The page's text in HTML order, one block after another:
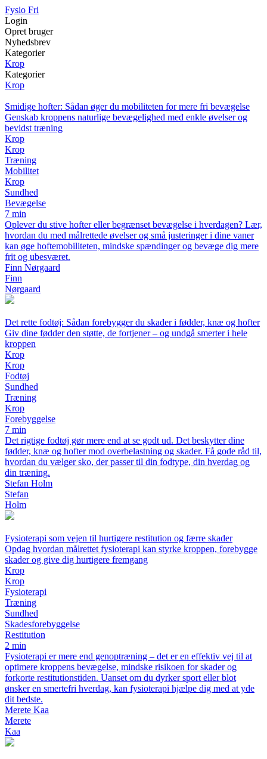
Fysio Fri
Login
Opret bruger
Nyhedsbrev
Kategorier
Krop
Kategorier
Krop
Smidige hofter: Sådan øger du mobiliteten for mere fri bevægelse
Genskab kroppens naturlige bevægelighed med enkle øvelser og
bevidst træning
Krop
Krop
Træning
Mobilitet
Krop
Sundhed
Bevægelse
7 min
Oplever du stive hofter eller begrænset bevægelse i hverdagen? Lær,
hvordan du med målrettede øvelser og små justeringer i dine vaner
kan øge hoftemobiliteten, mindske spændinger og bevæge dig mere
frit og ubesværet.
Finn Nørgaard
Finn
Nørgaard
Det rette fodtøj: Sådan forebygger du skader i fødder, knæ og hofter
Giv dine fødder den støtte, de fortjener – og undgå smerter i hele
kroppen
Krop
Krop
Fodtøj
Sundhed
Træning
Krop
Forebyggelse
7 min
Det rigtige fodtøj gør mere end at se godt ud. Det beskytter dine
fødder, knæ og hofter mod overbelastning og skader. Få gode råd til,
hvordan du vælger sko, der passer til din fodtype, din hverdag og
din træning.
Stefan Holm
Stefan
Holm
Fysioterapi som vejen til hurtigere restitution og færre skader
Opdag hvordan målrettet fysioterapi kan styrke kroppen, forebygge
skader og give dig hurtigere fremgang
Krop
Krop
Fysioterapi
Træning
Sundhed
Skadesforebyggelse
Restitution
2 min
Fysioterapi er mere end genoptræning – det er en effektiv vej til at
optimere kroppens bevægelse, mindske risikoen for skader og
forkorte restitutionstiden. Uanset om du dyrker sport eller blot
ønsker en smertefri hverdag, kan fysioterapi hjælpe dig med at yde
dit bedste.
Merete Kaa
Merete
Kaa